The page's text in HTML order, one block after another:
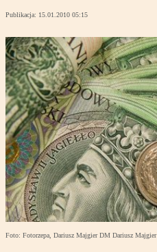
Publikacja: 15.01.2010 05:15
Foto: Fotorzepa, Dariusz Majgier DM Dariusz Majgier